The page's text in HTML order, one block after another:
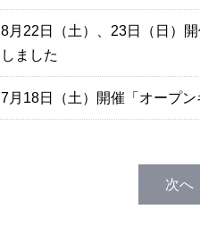
8月22日（土）、23日（日）
しました
7月18日（土）開催「オープ
次へ